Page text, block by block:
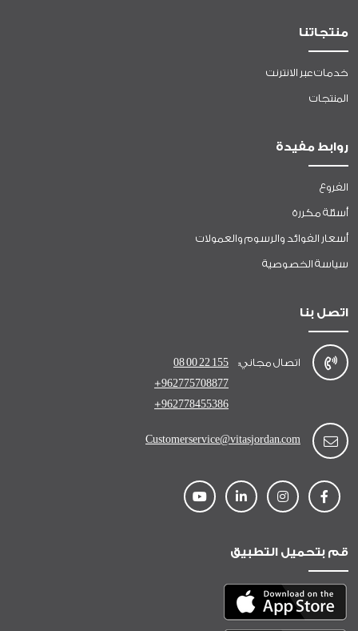
منتجاتنا
خدمات عبر الانترنت
المنتجات
روابط مفيدة
الفروع
أسئلة مكررة
أسعار الفوائد والرسوم والعمولات
سياسة الخصوصية
اتصل بنا
اتصال مجاني:
08 00 22 155
+962775708877
+962778455386
Customerservice@vitasjordan.com
قم بتحميل التطبيق